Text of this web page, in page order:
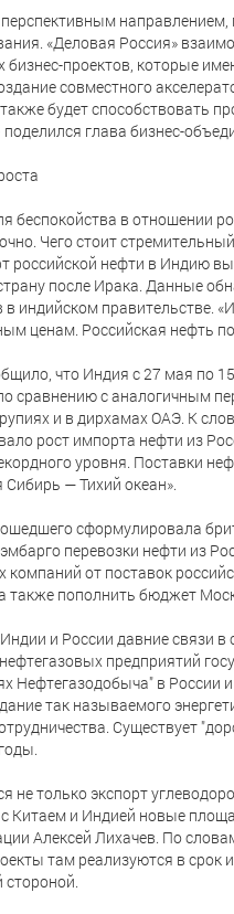
направлением,
«Деловая Россия»
бизнес-проектов, которые
совместного
будет способствовать
поделился глава бизнес-
беспокойства в отношении
Чего стоит
российской нефти в Индию
после Ирака. Данные
в индийском правительстве.
ценам. Российская нефть
что Индия с 27 мая по
сравнению с аналогичным
и в дирхамах ОАЭ. К
рост импорта нефти из
уровня. Поставки
Сибирь — Тихий океан».
сформулировала
перевозки нефти из
компаний от поставок
также пополнить бюджет
и России давние связи
предприятий
Нефтегазодобыча" в России
так называемого
Существует
не только экспорт
Китаем и Индией новые
Алексей Лихачев. По
там реализуются в срок
стороной.